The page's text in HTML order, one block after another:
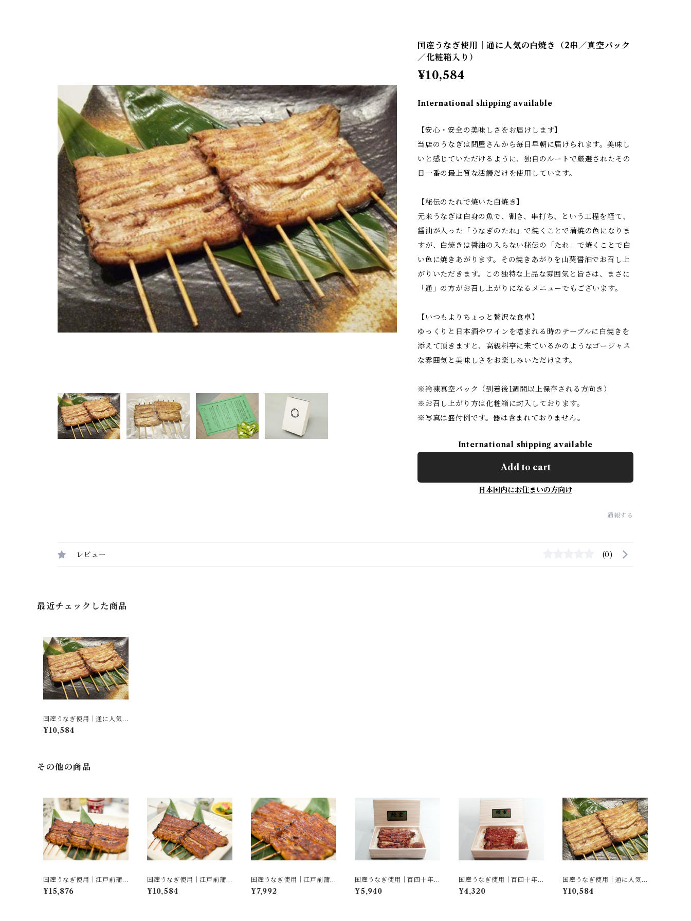
国産うなぎ使用｜通に人気の白焼き（2串／真空パック
／化粧箱入り）
¥10,584
International shipping available
【安心・安全の美味しさをお届けします】
当店のうなぎは問屋さんから毎日早朝に届けられます。美味し
いと感じていただけるように、独自のルートで厳選されたその
日一番の最上質な活鰻だけを使用しています。
【秘伝のたれで焼いた白焼き】
元来うなぎは白身の魚で、割き、串打ち、という工程を経て、
醤油が入った「うなぎのたれ」で焼くことで蒲焼の色になりま
すが、白焼きは醤油の入らない秘伝の「たれ」で焼くことで白
い色に焼きあがります。その焼きあがりを山葵醤油でお召し上
がりいただきます。この独特な上品な雰囲気と旨さは、まさに
「通」の方がお召し上がりになるメニューでもございます。
【いつもよりちょっと贅沢な食卓】
ゆっくりと日本酒やワインを嗜まれる時のテーブルに白焼きを
添えて頂きますと、高級料亭に来ているかのようなゴージャス
な雰囲気と美味しさをお楽しみいただけます。
※冷凍真空パック（到着後1週間以上保存される方向き）
※お召し上がり方は化粧箱に封入しております。
※写真は盛付例です。器は含まれておりません。
International shipping available
Add to cart
日本国内にお住まいの方向け
通報する
レビュー (0)
最近チェックした商品
国産うなぎ使用｜通に人気
の白焼き（2串／真空パック
／化粧箱入り）
¥10,584
その他の商品
国産うなぎ使用｜江戸前蒲
焼【松】（3串／通常包装／
化粧箱入り）
¥15,876
国産うなぎ使用｜江戸前蒲
焼【松】（2串／通常包装／
化粧箱入り）
¥10,584
国産うなぎ使用｜江戸前蒲
焼【梅】（2串／真空パック
／化粧箱入り）
¥7,992
国産うなぎ使用｜百四十年
続く伝統の鰻重【松】
¥5,940
国産うなぎ使用｜百四十年
続く伝統の鰻重【梅】
¥4,320
国産うなぎ使用｜通に人気
の白焼き（2串／通常包装／
化粧箱入り）
¥10,584